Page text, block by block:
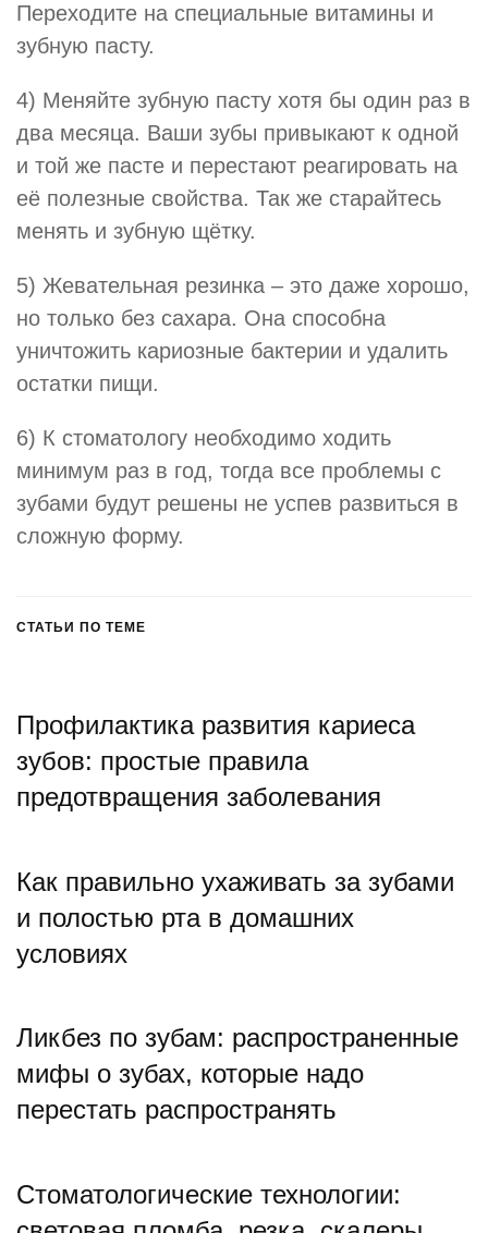
Переходите на специальные витамины и
зубную пасту.
4) Меняйте зубную пасту хотя бы один раз в
два месяца. Ваши зубы привыкают к одной
и той же пасте и перестают реагировать на
её полезные свойства. Так же старайтесь
менять и зубную щётку.
5) Жевательная резинка – это даже хорошо,
но только без сахара. Она способна
уничтожить кариозные бактерии и удалить
остатки пищи.
6) К стоматологу необходимо ходить
минимум раз в год, тогда все проблемы с
зубами будут решены не успев развиться в
сложную форму.
СТАТЬИ ПО ТЕМЕ
Профилактика развития кариеса
зубов: простые правила
предотвращения заболевания
Как правильно ухаживать за зубами
и полостью рта в домашних
условиях
Ликбез по зубам: распространенные
мифы о зубах, которые надо
перестать распространять
Стоматологические технологии: